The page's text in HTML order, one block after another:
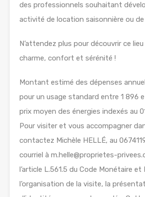
des professionnels souhaitant
activité de location saisonnière ou
N’attendez plus pour découvrir ce
charme, confort et sérénité !
Montant estimé des dépenses
pour un usage standard entre 1 896
prix moyen des énergies indexés au
Pour visiter et vous accompagner
contactez Michèle HELLÉ, au
courriel à m.helle@proprietes-
l’article L.561.5 du Code Monétaire et
l’organisation de la visite, la